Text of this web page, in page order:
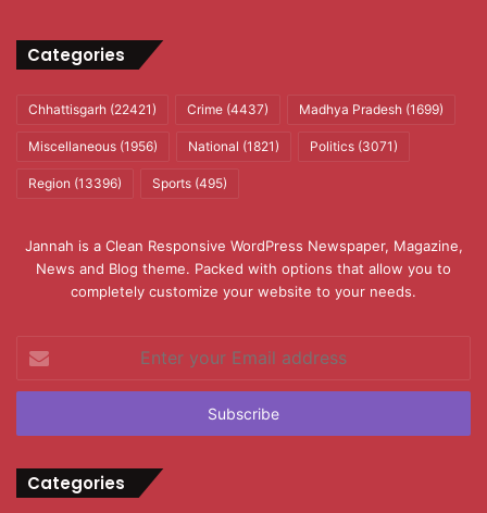
Categories
Chhattisgarh (22421) Crime (4437) Madhya Pradesh (1699)
Miscellaneous (1956) National (1821) Politics (3071)
Region (13396) Sports (495)
Jannah is a Clean Responsive WordPress Newspaper, Magazine,
News and Blog theme. Packed with options that allow you to
completely customize your website to your needs.
your
Email
Categories